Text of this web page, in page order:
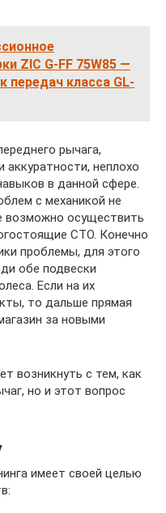
ZIC G-FF 75W85 —
передач класса GL-
рычага,
аккуратности, неплохо
в данной сфере.
с механикой не
возможно осуществить
СТО. Конечно
проблемы, для этого
обе подвески
Если на их
то дальше прямая
за новыми
возникнуть с тем, как
но и этот вопрос
имеет своей целью